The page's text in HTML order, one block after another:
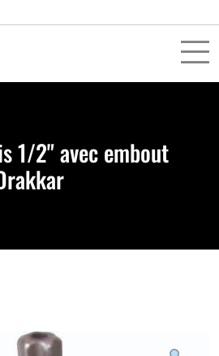
1/2" avec embout